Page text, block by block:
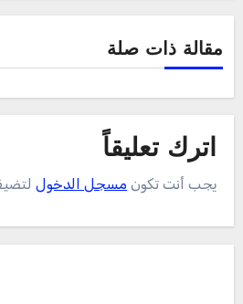
مقالة ذات صلة
اترك تعليقاً
يجب أنت تكون مسجل الدخول